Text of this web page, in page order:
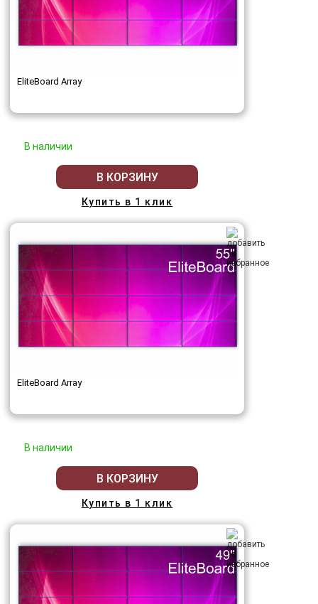
EliteBoard Array
В наличии
В КОРЗИНУ
Купить в 1 клик
EliteBoard Array
В наличии
В КОРЗИНУ
Купить в 1 клик